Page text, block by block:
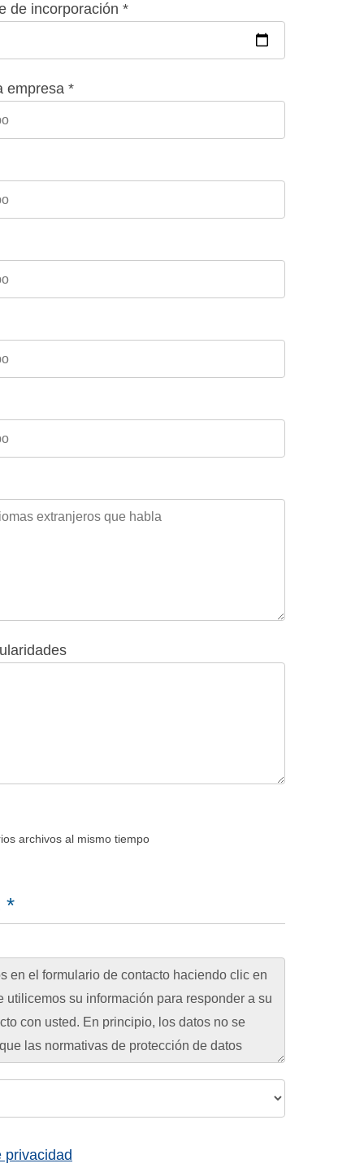
de incorporación *
empresa *
archivos al mismo tiempo
*
privacidad